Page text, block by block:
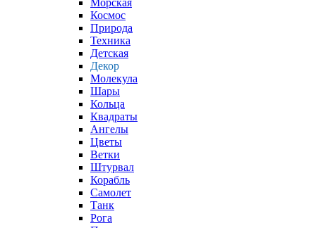
Морская
Космос
Природа
Техника
Детская
Декор
Молекула
Шары
Кольца
Квадраты
Ангелы
Цветы
Ветки
Штурвал
Корабль
Самолет
Танк
Рога